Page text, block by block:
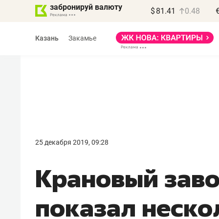
забронируй валюту $ 81.41 0.48
Казань Закамье
25 декабря 2019, 09:28
Крановый
показал